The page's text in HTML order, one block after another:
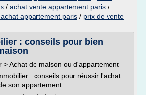
/ achat vente appartement paris /
appartement paris / prix de vente
: conseils pour bien
> Achat de maison ou d'appartement
: conseils pour réussir l'achat
son appartement